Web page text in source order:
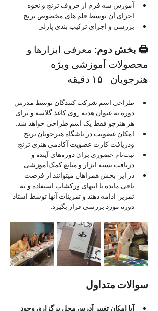
آموزش سه فرم از حروف ترنج و نحوه
اجرای آن توسط قلم های مخصوص ترنج
بررسی و اجرای ترکیب بندی پازلی
🖨 بخش دوم: معرفی ابزارها و
محصولات آموزشی ویژه
هنرجویان - ۱۵ دقیقه
طراحی اسم شرکت کنندگان توسط مدرس
دوره به عنوان هدیه روی کاغذ گلاسه و برای
هر هنرجو فقط یک اسم طراحی خواهد شد.
امکان عضویت در باشگاه هنرجویان ترنج
ودریافت کارت عضویت آکادمی هنری ترنج
ثبت‌نام حضوری برای دوره‌های آینده و
دریافت بسته ابزار و منابع کمک‌آموزشی
در این بخش همراهان میتوانند از فرصت
باقی مانده تا انتهای ورکشاپ استفاده و به
تمرین ادامه دهند و تمرینات آنها توسط استاد
دوره مورد بررسی قرار بگیرد.
سوالات متداول
آیا امکان تغییر آدرس محل برگزاری وجود